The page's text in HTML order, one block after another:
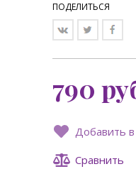
ПОДЕЛИТЬСЯ
Добавить
Сравнить
790